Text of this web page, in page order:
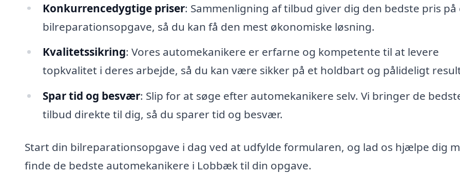
Konkurrencedygtige priser: Sammenligning af tilbud giver dig den bedste pris på
bilreparationsopgave, så du kan få den mest økonomiske løsning.
Kvalitetssikring: Vores automekanikere er erfarne og kompetente til at levere
topkvalitet i deres arbejde, så du kan være sikker på et holdbart og pålideligt
Spar tid og besvær: Slip for at søge efter automekanikere selv. Vi bringer de
tilbud direkte til dig, så du sparer tid og besvær.
Start din bilreparationsopgave i dag ved at udfylde formularen, og lad os hjælpe dig
finde de bedste automekanikere i Lobbæk til din opgave.